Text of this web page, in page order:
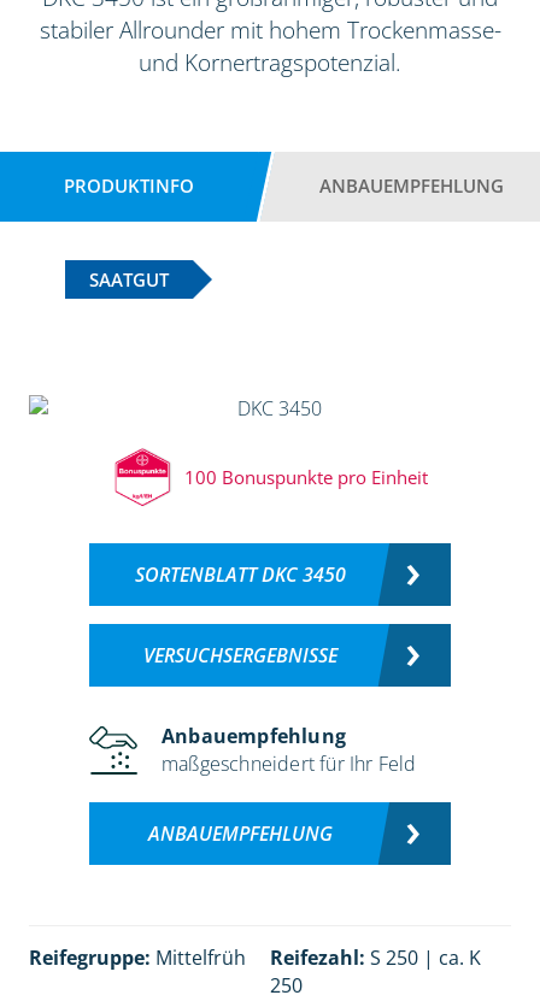
stabiler Allrounder mit hohem Trockenmasse-
und Kornertragspotenzial.
PRODUKTINFO ANBAUEMPFEHLUNG
SAATGUT
100 Bonuspunkte pro Einheit
SORTENBLATT DKC 3450
VERSUCHSERGEBNISSE
Anbauempfehlung
maßgeschneidert für Ihr Feld
ANBAUEMPFEHLUNG
Reifegruppe: Mittelfrüh Reifezahl: S 250 | ca. K
250